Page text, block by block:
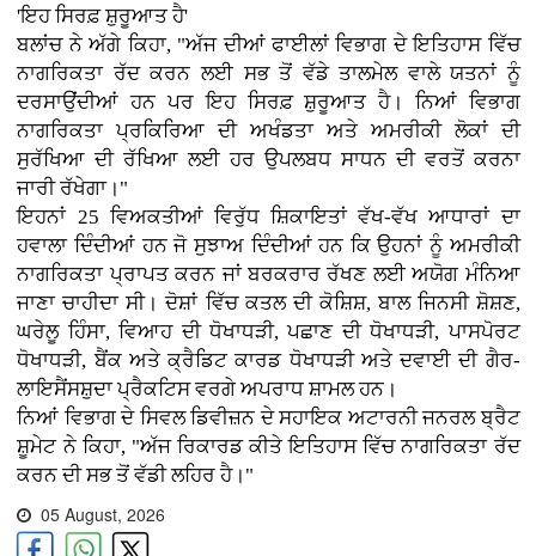
'ਇਹ ਸਿਰਫ਼ ਸ਼ੁਰੂਆਤ ਹੈ'
ਬਲਾਂਚ ਨੇ ਅੱਗੇ ਕਿਹਾ, "ਅੱਜ ਦੀਆਂ ਫਾਈਲਾਂ ਵਿਭਾਗ ਦੇ ਇਤਿਹਾਸ ਵਿੱਚ
ਨਾਗਰਿਕਤਾ ਰੱਦ ਕਰਨ ਲਈ ਸਭ ਤੋਂ ਵੱਡੇ ਤਾਲਮੇਲ ਵਾਲੇ ਯਤਨਾਂ ਨੂੰ
ਦਰਸਾਉਂਦੀਆਂ ਹਨ ਪਰ ਇਹ ਸਿਰਫ਼ ਸ਼ੁਰੂਆਤ ਹੈ। ਨਿਆਂ ਵਿਭਾਗ
ਨਾਗਰਿਕਤਾ ਪ੍ਰਕਿਰਿਆ ਦੀ ਅਖੰਡਤਾ ਅਤੇ ਅਮਰੀਕੀ ਲੋਕਾਂ ਦੀ
ਸੁਰੱਖਿਆ ਦੀ ਰੱਖਿਆ ਲਈ ਹਰ ਉਪਲਬਧ ਸਾਧਨ ਦੀ ਵਰਤੋਂ ਕਰਨਾ
ਜਾਰੀ ਰੱਖੇਗਾ।"
ਇਹਨਾਂ 25 ਵਿਅਕਤੀਆਂ ਵਿਰੁੱਧ ਸ਼ਿਕਾਇਤਾਂ ਵੱਖ-ਵੱਖ ਆਧਾਰਾਂ ਦਾ
ਹਵਾਲਾ ਦਿੰਦੀਆਂ ਹਨ ਜੋ ਸੁਝਾਅ ਦਿੰਦੀਆਂ ਹਨ ਕਿ ਉਹਨਾਂ ਨੂੰ ਅਮਰੀਕੀ
ਨਾਗਰਿਕਤਾ ਪ੍ਰਾਪਤ ਕਰਨ ਜਾਂ ਬਰਕਰਾਰ ਰੱਖਣ ਲਈ ਅਯੋਗ ਮੰਨਿਆ
ਜਾਣਾ ਚਾਹੀਦਾ ਸੀ। ਦੋਸ਼ਾਂ ਵਿੱਚ ਕਤਲ ਦੀ ਕੋਸ਼ਿਸ਼, ਬਾਲ ਜਿਨਸੀ ਸ਼ੋਸ਼ਣ,
ਘਰੇਲੂ ਹਿੰਸਾ, ਵਿਆਹ ਦੀ ਧੋਖਾਧੜੀ, ਪਛਾਣ ਦੀ ਧੋਖਾਧੜੀ, ਪਾਸਪੋਰਟ
ਧੋਖਾਧੜੀ, ਬੈਂਕ ਅਤੇ ਕ੍ਰੈਡਿਟ ਕਾਰਡ ਧੋਖਾਧੜੀ ਅਤੇ ਦਵਾਈ ਦੀ ਗੈਰ-
ਲਾਇਸੈਂਸਸ਼ੁਦਾ ਪ੍ਰੈਕਟਿਸ ਵਰਗੇ ਅਪਰਾਧ ਸ਼ਾਮਲ ਹਨ।
ਨਿਆਂ ਵਿਭਾਗ ਦੇ ਸਿਵਲ ਡਿਵੀਜ਼ਨ ਦੇ ਸਹਾਇਕ ਅਟਾਰਨੀ ਜਨਰਲ ਬ੍ਰੈਟ
ਸ਼ੂਮੇਟ ਨੇ ਕਿਹਾ, "ਅੱਜ ਰਿਕਾਰਡ ਕੀਤੇ ਇਤਿਹਾਸ ਵਿੱਚ ਨਾਗਰਿਕਤਾ ਰੱਦ
ਕਰਨ ਦੀ ਸਭ ਤੋਂ ਵੱਡੀ ਲਹਿਰ ਹੈ।"
05 August, 2026